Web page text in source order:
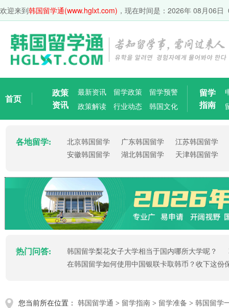
欢迎来到韩国留学通(www.hglxt.com) ，现在时间是： 2026年 08月06日
首页
政策
资讯
最新资讯 留学政策
留学预警
政策解读
行业动态 韩国文化
留学
指南
各地留学: 北京韩国留学 广东韩国留学
江苏韩国留学
安徽韩国留学
湖北韩国留学 天津韩国留学
热门问答: 韩国留学梨花女子大学相当于国内哪所大学呢？
在韩国留学如何使用中国银联卡取韩币？收下这份
您当前所在位置： 韩国留学通 > 留学指南 > 留学准备 > 韩国留学